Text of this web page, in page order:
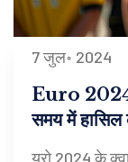
7 जुल॰ 2024
Euro 2024:
समय में हासिल
फीकी
यूरो 2024 के